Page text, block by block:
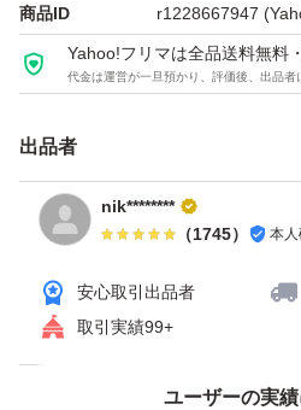
商品ID r1228667947
Yahoo!フリマは全品送料無料
代金は運営が一旦預かり、評価後、出品者
出品者
nik********
（1745） 本
安心取引出品者
取引実績99+
ユーザーの実
Yahoo!オークションで出品した商品の